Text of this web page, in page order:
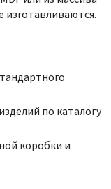
изготавливаются.
по каталогу
коробки и